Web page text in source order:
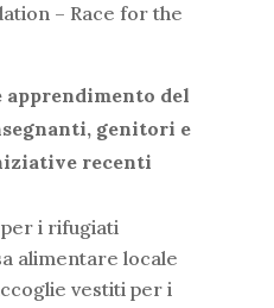
– Race for the
del
genitori e
recenti
i rifugiati
alimentare locale
vestiti per i